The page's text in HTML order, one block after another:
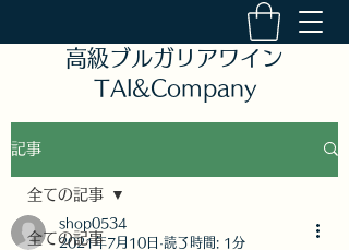
高級ブルガリアワイン
TAI&Company
記事
全ての記事
全ての記事
shop0534
2021年7月10日 読了時間: 1分